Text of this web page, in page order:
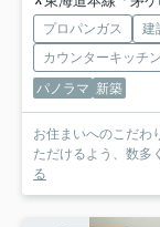
プロパンガス 建
カウンターキッチン
パノラマ 新築
お住まいへのこだわ
ただけるよう、数多
る